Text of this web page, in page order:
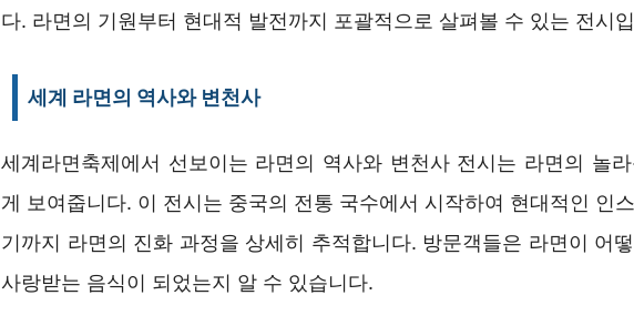
다. 라면의 기원부터 현대적 발전까지 포괄적으로 살펴볼 수 있는 전시
세계 라면의 역사와 변천사
세계라면축제에서 선보이는 라면의 역사와 변천사 전시는 라면의 놀
게 보여줍니다. 이 전시는 중국의 전통 국수에서 시작하여 현대적인 인
기까지 라면의 진화 과정을 상세히 추적합니다. 방문객들은 라면이 어
사랑받는 음식이 되었는지 알 수 있습니다.